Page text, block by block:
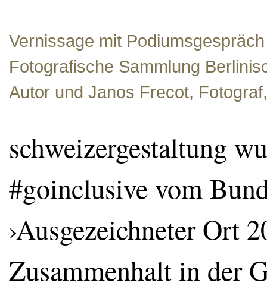
Vernissage mit
Fotografische Sammlung
Autor und Janos Frecot,
schweizergestaltung
#goinclusive vom
›Ausgezeichneter Ort
Zusammenhalt in der